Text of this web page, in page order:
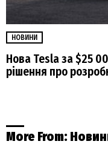
НОВИНИ
Нова Tesla за $25
рішення про
More From: